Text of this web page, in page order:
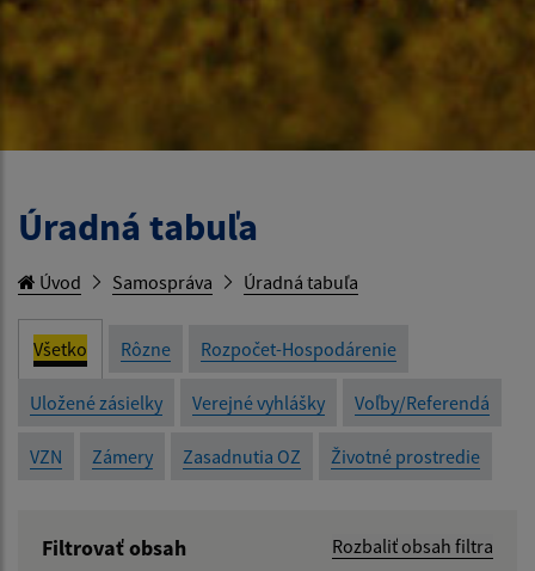
Úradná tabuľa
Úvod Samospráva Úradná tabuľa
Všetko Rôzne Rozpočet-Hospodárenie
Uložené zásielky Verejné vyhlášky Voľby/Referendá
VZN Zámery Zasadnutia OZ Životné prostredie
Filtrovať obsah Rozbaliť obsah filtra